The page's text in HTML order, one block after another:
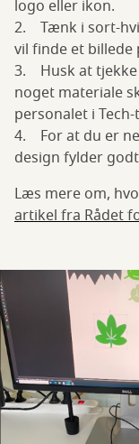
logo eller ikon.
2. Tænk i sort-
vil finde et billede
3. Husk at tjekke
noget materiale
personalet i
4. For at du er
design fylder
Læs mere om,
artikel fra Rådet